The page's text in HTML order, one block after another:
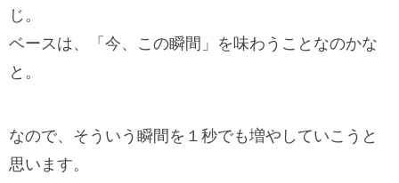
じ。
ベースは、「今、この瞬間」を味わうことなのかな
と。
なので、そういう瞬間を１秒でも増やしていこうと
思います。